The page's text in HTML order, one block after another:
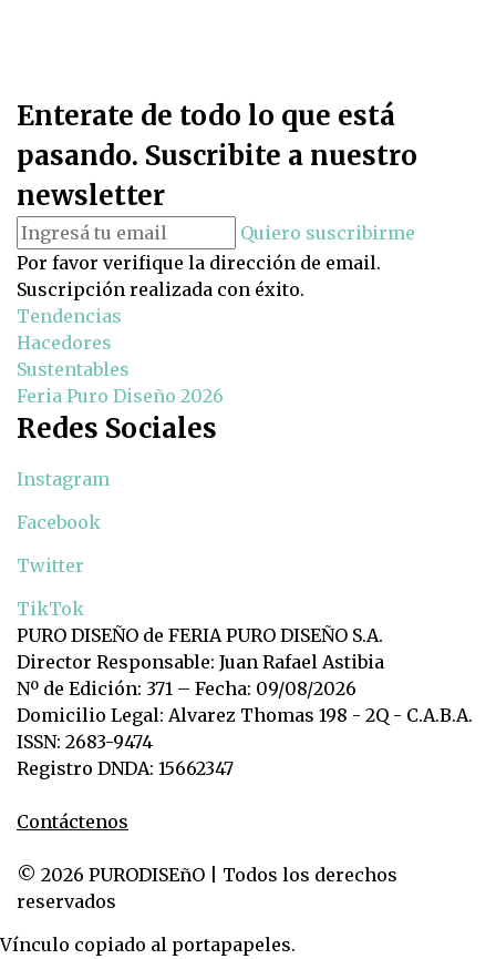
Enterate de todo lo que está
pasando. Suscribite a nuestro
newsletter
Quiero suscribirme
Por favor verifique la dirección de email.
Suscripción realizada con éxito.
Tendencias
Hacedores
Sustentables
Feria Puro Diseño 2026
Redes Sociales
Instagram
Facebook
Twitter
TikTok
PURO DISEÑO de FERIA PURO DISEÑO S.A.
Director Responsable: Juan Rafael Astibia
Nº de Edición: 371 – Fecha: 09/08/2026
Domicilio Legal: Alvarez Thomas 198 - 2Q - C.A.B.A.
ISSN: 2683-9474
Registro DNDA: 15662347
Contáctenos
© 2026 PURODISEñO | Todos los derechos
reservados
Vínculo copiado al portapapeles.